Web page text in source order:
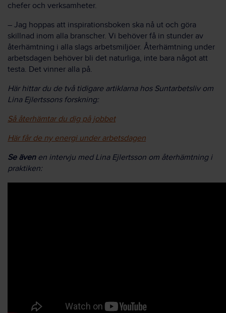
chefer och verksamheter.
– Jag hoppas att inspirationsboken ska nå ut och göra
skillnad inom alla branscher. Vi behöver få in stunder av
återhämtning i alla slags arbetsmiljöer. Återhämtning under
arbetsdagen behöver bli det naturliga, inte bara något att
testa. Det vinner alla på.
Här hittar du de två tidigare artiklarna hos Suntarbetsliv om
Lina Ejlertssons forskning:
Så återhämtar du dig på jobbet
Här får de ny energi under arbetsdagen
Se ävenen intervju med Lina Ejlertsson om återhämtning i
praktiken: